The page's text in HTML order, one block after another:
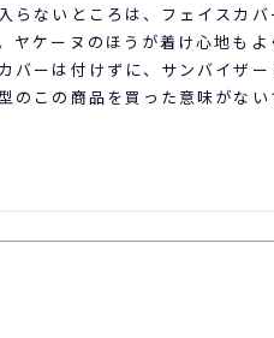
らないところは、フェイスカ
ヤケーヌのほうが着け心地もよ
バーは付けずに、サンバイザ
のこの商品を買った意味がない